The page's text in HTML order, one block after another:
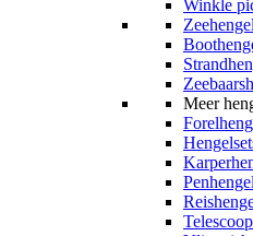
Winkle
Meer